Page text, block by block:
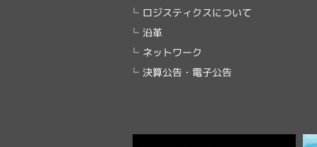
ロジスティクスについて
沿革
ネットワーク
決算公告・電子公告